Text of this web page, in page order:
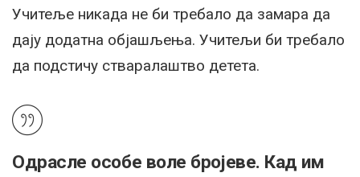
Учитеље никада не би требало да замара да
дају додатна објашљења. Учитељи би требало
да подстичу стваралаштво детета.
Одрасле особе воле бројеве. Кад им